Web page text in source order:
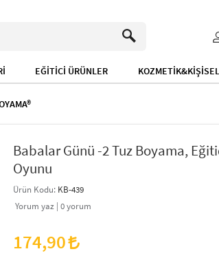
EĞİTİCİ ÜRÜNLER
Babalar Günü -2 Tuz Boyama,
Oyunu
Ürün Kodu: KB-439
Yorum yaz | 0yorum
174,90